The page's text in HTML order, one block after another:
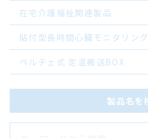
在宅介護福祉関連製品
貼付型長時間心臓モニタリン
ペルチェ式 定温搬送BOX
製品名を